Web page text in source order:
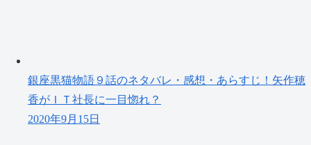
銀座黒猫物語９話のネタバレ・感想・あらすじ！矢作穂
香がＩＴ社長に一目惚れ？
2020年9月15日